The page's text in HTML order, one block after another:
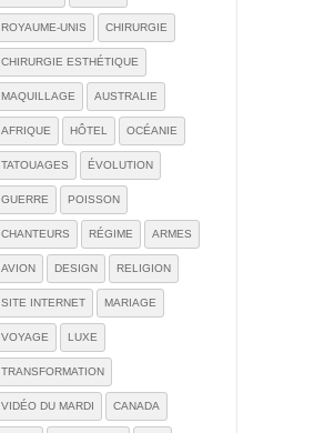
ROYAUME-UNIS CHIRURGIE
CHIRURGIE ESTHÉTIQUE
MAQUILLAGE AUSTRALIE
AFRIQUE HÔTEL OCÉANIE
TATOUAGES ÉVOLUTION
GUERRE POISSON
CHANTEURS RÉGIME ARMES
AVION DESIGN RELIGION
SITE INTERNET MARIAGE
VOYAGE LUXE
TRANSFORMATION
VIDÉO DU MARDI CANADA